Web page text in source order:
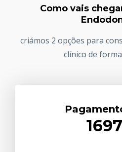
Como vais
criámos 2 opções para
clínico de